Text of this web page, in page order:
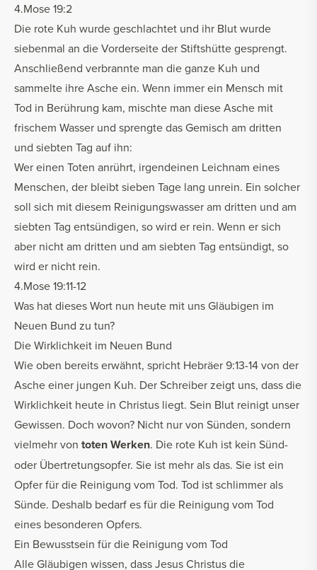
4.Mose 19:2
Die rote Kuh wurde geschlachtet und ihr Blut wurde
siebenmal an die Vorderseite der Stiftshütte gesprengt.
Anschließend verbrannte man die ganze Kuh und
sammelte ihre Asche ein. Wenn immer ein Mensch mit
Tod in Berührung kam, mischte man diese Asche mit
frischem Wasser und sprengte das Gemisch am dritten
und siebten Tag auf ihn:
Wer einen Toten anrührt, irgendeinen Leichnam eines
Menschen, der bleibt sieben Tage lang unrein. Ein solcher
soll sich mit diesem Reinigungswasser am dritten und am
siebten Tag entsündigen, so wird er rein. Wenn er sich
aber nicht am dritten und am siebten Tag entsündigt, so
wird er nicht rein.
4.Mose 19:11-12
Was hat dieses Wort nun heute mit uns Gläubigen im
Neuen Bund zu tun?
Die Wirklichkeit im Neuen Bund
Wie oben bereits erwähnt, spricht Hebräer 9:13-14 von der
Asche einer jungen Kuh. Der Schreiber zeigt uns, dass die
Wirklichkeit heute in Christus liegt. Sein Blut reinigt unser
Gewissen. Doch wovon? Nicht nur von Sünden, sondern
vielmehr von toten Werken. Die rote Kuh ist kein Sünd-
oder Übertretungsopfer. Sie ist mehr als das. Sie ist ein
Opfer für die Reinigung vom Tod. Tod ist schlimmer als
Sünde. Deshalb bedarf es für die Reinigung vom Tod
eines besonderen Opfers.
Ein Bewusstsein für die Reinigung vom Tod
Alle Gläubigen wissen, dass Jesus Christus die